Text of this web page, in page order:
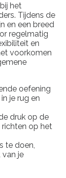
het
Tijdens de
en een breed
regelmatig
en
voorkomen
oefening
je rug en
druk op de
richten op het
te doen,
je